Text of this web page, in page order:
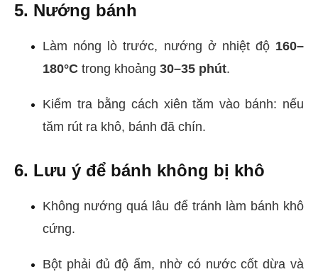
5. Nướng bánh
Làm nóng lò trước, nướng ở nhiệt độ 160–
180°C trong khoảng 30–35 phút.
Kiểm tra bằng cách xiên tăm vào bánh: nếu
tăm rút ra khô, bánh đã chín.
6. Lưu ý để bánh không bị khô
Không nướng quá lâu để tránh làm bánh khô
cứng.
Bột phải đủ độ ẩm, nhờ có nước cốt dừa và